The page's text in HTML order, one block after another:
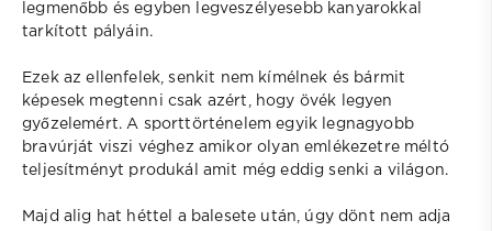
legmenőbb és egyben legveszélyesebb kanyarokkal
tarkított pályáin.
Ezek az ellenfelek, senkit nem kímélnek és bármit
képesek megtenni csak azért, hogy övék legyen
győzelemért. A sporttörténelem egyik legnagyobb
bravúrját viszi véghez amikor olyan emlékezetre méltó
teljesítményt produkál amit még eddig senki a világon.
Majd alig hat héttel a balesete után, úgy dönt nem adja